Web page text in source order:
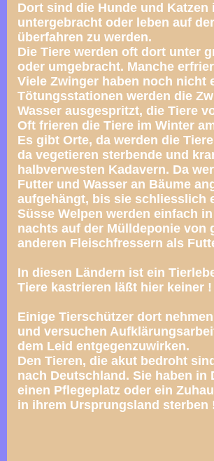
Dort sind die Hunde und
untergebracht oder leben auf
überfahren zu werden.
Die Tiere werden oft dort unter
oder umgebracht. Manche
Viele Zwinger haben noch nicht
Tötungsstationen werden die
Wasser ausgespritzt, die Tiere
Oft frieren die Tiere im Winter
Es gibt Orte, da werden die
da vegetieren sterbende und
halbverwesten Kadavern. Da
Futter und Wasser an Bäume
aufgehängt, bis sie schliesslich
Süsse Welpen werden einfach
nachts auf der Mülldeponie von
anderen Fleischfressern als
In diesen Ländern ist ein
Tiere kastrieren läßt hier keiner !
Einige Tierschützer dort
und versuchen
dem Leid entgegenzuwirken.
Den Tieren, die akut bedroht
nach Deutschland. Sie haben in
einen Pflegeplatz oder ein
in ihrem Ursprungsland sterben